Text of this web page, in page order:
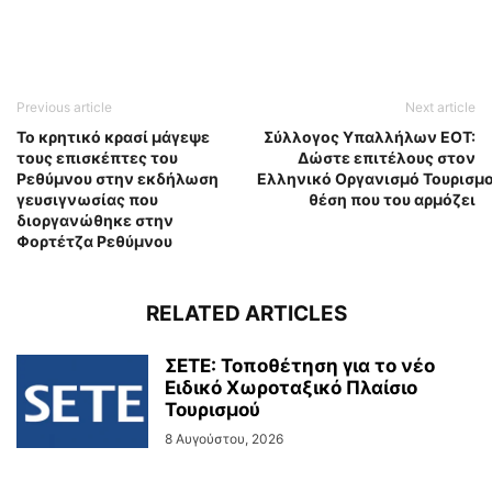
Previous article
Το κρητικό κρασί μάγεψε
τους επισκέπτες του
Ρεθύμνου στην εκδήλωση
γευσιγνωσίας που
διοργανώθηκε στην
Φορτέτζα Ρεθύμνου
Next article
Σύλλογος Υπαλλήλων ΕΟΤ:
Δώστε επιτέλους στον
Ελληνικό Οργανισμό
θέση που του αρμόζει
RELATED ARTICLES
ΣΕΤΕ: Τοποθέτηση για το νέο
Ειδικό Χωροταξικό Πλαίσιο
Τουρισμού
8 Αυγούστου, 2026